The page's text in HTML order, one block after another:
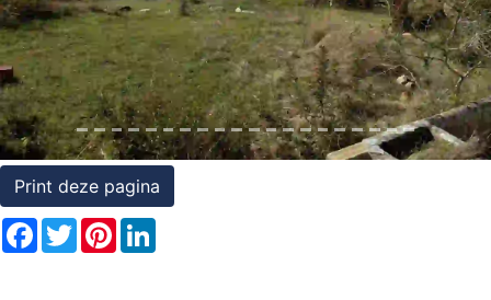
Rechten
op
onroerend
goed
Print deze pagina
Facebook
TwitterPinterest